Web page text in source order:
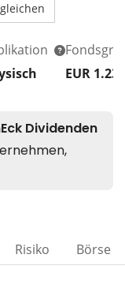
EUR
Risiko Börse